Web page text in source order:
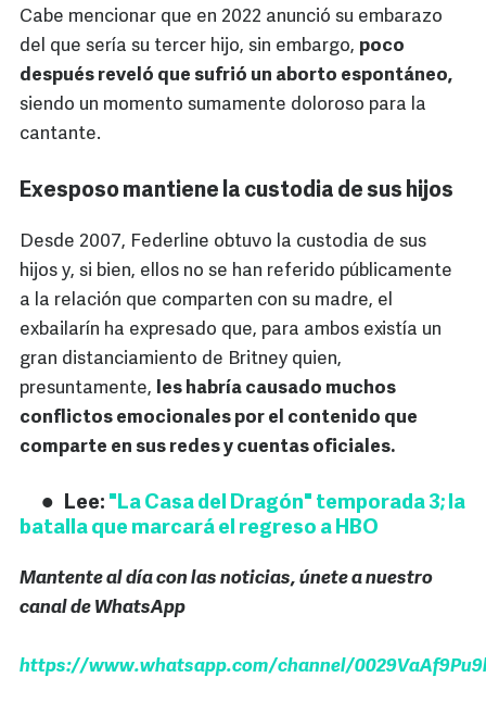
Cabe mencionar que en 2022 anunció su embarazo
del que sería su tercer hijo, sin embargo, poco
después reveló que sufrió un aborto espontáneo,
siendo un momento sumamente doloroso para la
cantante.
Exesposo mantiene la custodia de sus hijos
Desde 2007, Federline obtuvo la custodia de sus
hijos y, si bien, ellos no se han referido públicamente
a la relación que comparten con su madre, el
exbailarín ha expresado que, para ambos existía un
gran distanciamiento de Britney quien,
presuntamente, les habría causado muchos
conflictos emocionales por el contenido que
comparte en sus redes y cuentas oficiales.
Lee: "La Casa del Dragón" temporada 3; la
batalla que marcará el regreso a HBO
Mantente al día con las noticias, únete a nuestro
canal de WhatsApp
https://www.whatsapp.com/channel/